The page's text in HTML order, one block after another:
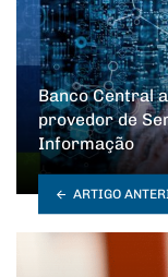
Banco Central
provedor de
Informação
ARTIGO